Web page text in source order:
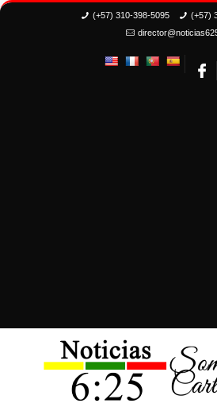
(+57) 310-398-5095
(+57)